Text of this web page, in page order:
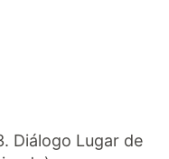
Diálogo Lugar de